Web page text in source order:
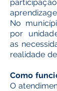
No
por
as
realidade
Como
O